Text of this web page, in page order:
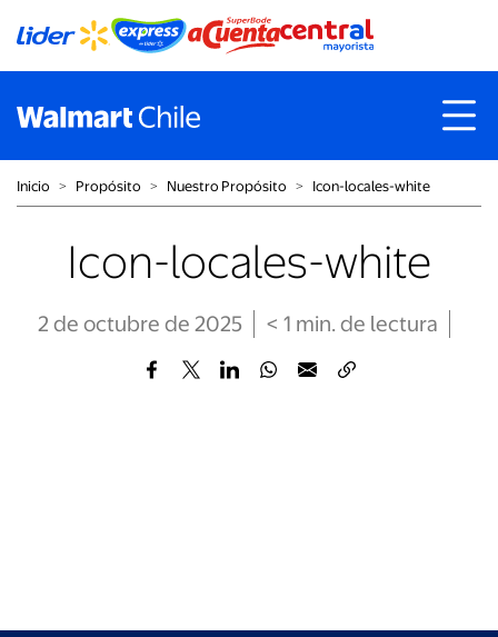
Inicio ˃ Propósito ˃ Nuestro Propósito ˃ Icon-locales-white
Icon-locales-white
2 de octubre de 2025 < 1 min. de lectura